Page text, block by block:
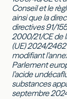
Conseil et le
ainsi que la
directives 91/
2000/21/CE de
(UE) 2024/
modifiant
Parlement
l’acide
substances
septembre